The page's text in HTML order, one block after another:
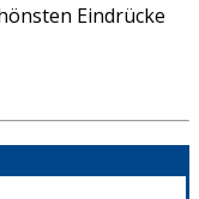
Eindrücke